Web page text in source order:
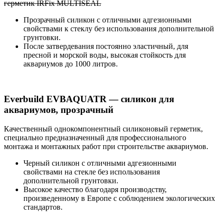
герметик IRFix MULTISEAL
Прозрачный силикон с отличными адгезионными
свойствами к стеклу без использования дополнительной
грунтовки.
После затвердевания постоянно эластичный, для
пресной и морской воды, высокая стойкость для
аквариумов до 1000 литров.
Everbuild EVBAQUATR — силикон для
аквариумов, прозрачный
Качественный однокомпонентный силиконовый герметик,
специально предназначенный для профессионального
монтажа и монтажных работ при строительстве аквариумов.
Черный силикон с отличными адгезионными
свойствами на стекле без использования
дополнительной грунтовки.
Высокое качество благодаря производству,
произведенному в Европе с соблюдением экологических
стандартов.